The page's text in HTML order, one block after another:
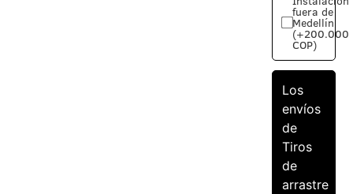
fuera de
Medellín
(+200.000
COP)
Los
envíos
de
Tiros
de
arrastre